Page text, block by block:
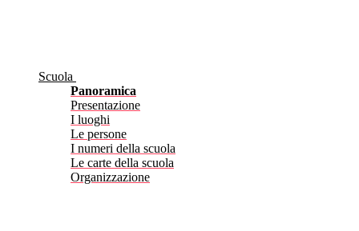
Scuola
Panoramica
Presentazione
I luoghi
Le persone
I numeri della scuola
Le carte della scuola
Organizzazione